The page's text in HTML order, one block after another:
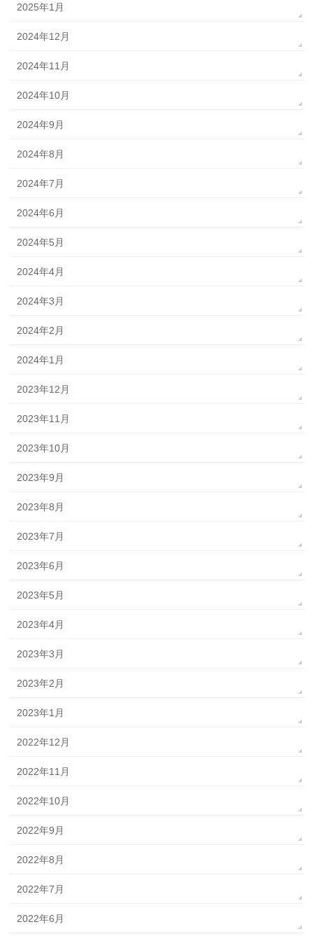
2025年1月
2024年12月
2024年11月
2024年10月
2024年9月
2024年8月
2024年7月
2024年6月
2024年5月
2024年4月
2024年3月
2024年2月
2024年1月
2023年12月
2023年11月
2023年10月
2023年9月
2023年8月
2023年7月
2023年6月
2023年5月
2023年4月
2023年3月
2023年2月
2023年1月
2022年12月
2022年11月
2022年10月
2022年9月
2022年8月
2022年7月
2022年6月